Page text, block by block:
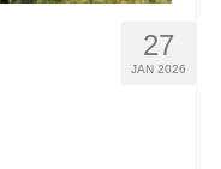
27
JAN 2026